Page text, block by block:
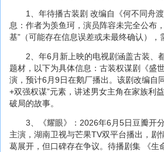
1、年待播古装剧 改编自《何不同舟
息：作者为羡鱼珂，演员阵容未完全公布
基”（可能存在信息误差或未最终确认），
2、年6月新上映的电视剧涵盖古装、
题材，以下为具体信息：古装权谋剧《盛
演，预计6月9日在鹅厂播出。该剧改编自
+双强权谋”元素，讲述男女主角在家族利
破局的故事。
3、《耀眼》：2026年6月5日豆瓣开
主演，湖南卫视与芒果TV双平台播出，剧
葛展开，但口碑存在争议。待播剧集 《生